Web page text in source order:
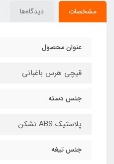
مشخصات دیدگاه‌ها
عنوان محصول
قیچی هرس باغبانی
جنس دسته
پلاستیک ABS نشکن
جنس تیغه